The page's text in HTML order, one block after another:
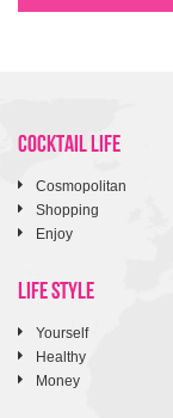
COCKTAIL LIFE
Cosmopolitan
Shopping
Enjoy
LIFE STYLE
Yourself
Healthy
Money